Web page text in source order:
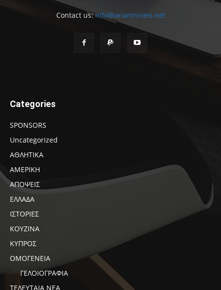
Contact us:info@anamniseis.net
Categories
SPONSORS
Uncategorized
ΑΘΛΗΤΙΚΑ
ΑΜΕΡΙΚΗ
ΑΠΟΨΕΙΣ
ΕΛΛΑΔΑ
ΙΣΤΟΡΙΕΣ
ΚΟΥΖΙΝΑ
ΚΥΠΡΟΣ
ΟΜΟΓΕΝΕΙΑ
ΓΕΛΟΙΟΓΡΑΦΙΑ
ΤΕΛΕΥΤΑΙΑ ΝΕΑ